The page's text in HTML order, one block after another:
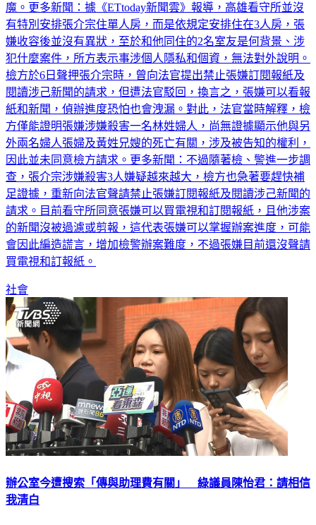
魔。更多新聞：據《ETtoday新聞雲》報導，高雄看守所並沒
有特別安排張介宗住單人房，而是依規定安排住在3人房，張
嫌收容後並沒有異狀，至於和他同住的2名室友是何背景、涉
犯什麼案件，所方表示事涉個人隱私和個資，無法對外說明。
檢方於6日聲押張介宗時，曾向法官提出禁止張嫌訂閱報紙及
閱讀涉己新聞的請求，但遭法官駁回，換言之，張嫌可以看報
紙和新聞，偵辦進度恐怕也會洩漏。對此，法官當時解釋，檢
方僅能證明張嫌涉嫌殺害一名林姓婦人，尚無證據顯示他與另
外兩名婦人張婦及黃姓兄嫂的死亡有關，涉及被告知的權利，
因此並未同意檢方請求。更多新聞：不過隨著檢、警進一步調
查，張介宗涉嫌殺害3人嫌疑越來越大，檢方也急著要趕快補
足證據，重新向法官聲請禁止張嫌訂閱報紙及閱讀涉己新聞的
請求。目前看守所同意張嫌可以買電視和訂閱報紙，且他涉案
的新聞沒被過濾或剪報，這代表張嫌可以掌握辦案進度，可能
會因此編造謊言，增加檢警辦案難度，不過張嫌目前還沒聲請
買電視和訂報紙。
社會
辦公室今遭搜索「傳與助理費有關」 綠議員陳怡君：請相信
我清白